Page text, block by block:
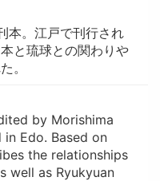
本。江戸で刊行され
と琉球との関わりや
。
by Morishima
Edo. Based on
the relationships
well as Ryukyuan